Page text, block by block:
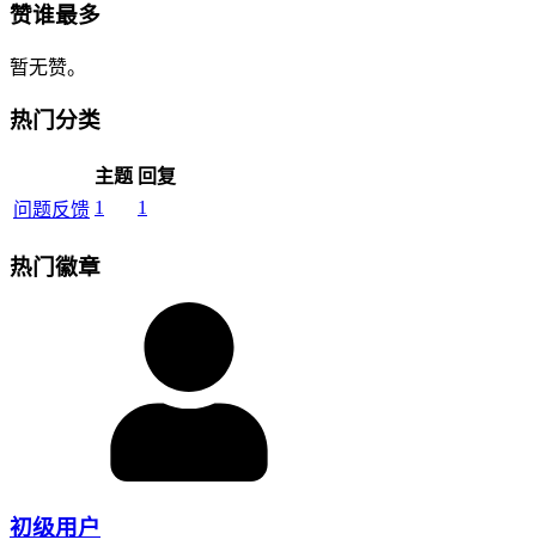
赞谁最多
暂无赞。
热门分类
主题 回复
问题反馈 1 1
热门徽章
初级用户